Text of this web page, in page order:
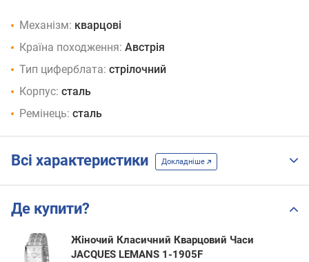
Механізм: кварцові
Країна походження: Австрія
Тип циферблата: стрілочний
Корпус: сталь
Ремінець: сталь
Всі характеристики Докладніше
Де купити?
Жіночий Класичний Кварцовий Часи
JACQUES LEMANS 1-1905F